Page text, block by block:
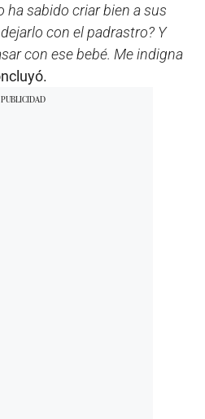
ha sabido criar bien a sus
con el padrastro? Y
con ese bebé. Me indigna